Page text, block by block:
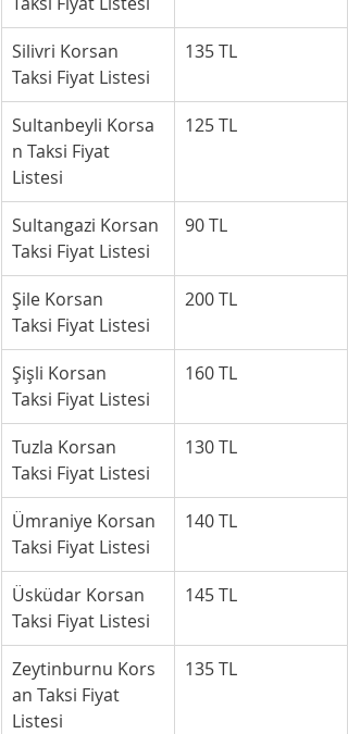
Silivri Korsan
Taksi Fiyat Listesi
135 TL
Sultanbeyli Korsa
n Taksi Fiyat
Listesi
125 TL
Sultangazi Korsan
Taksi Fiyat Listesi
90 TL
Şile Korsan
Taksi Fiyat Listesi
200 TL
Şişli Korsan
Taksi Fiyat Listesi
160 TL
Tuzla Korsan
Taksi Fiyat Listesi
130 TL
Ümraniye Korsan
Taksi Fiyat Listesi
140 TL
Üsküdar Korsan
Taksi Fiyat Listesi
145 TL
Zeytinburnu Kors
an Taksi Fiyat
Listesi
135 TL